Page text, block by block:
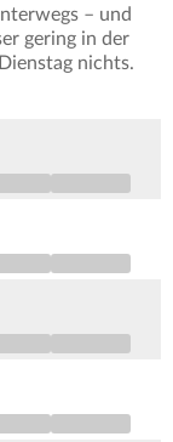
– und
gering in der
nichts.